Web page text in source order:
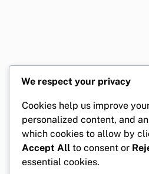
We respect your privacy
Cookies help us improve
personalized content, and
which cookies to allow by
Accept All to consent or
essential cookies.